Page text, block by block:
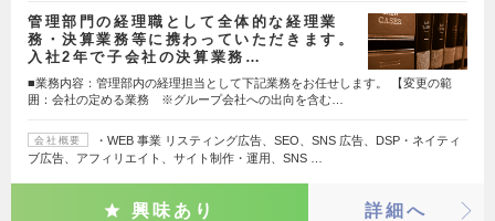
管理部門の経理職として全体的な経理業
務・決算業務等に携わっていただきます。
入社2年で子会社の決算業務…
■業務内容：管理部内の経理担当として下記業務をお任せします。 【変更の範
囲：会社の定める業務 ※グループ会社への出向を含む…
会社概要
・WEB 事業 リスティング広告、SEO、SNS 広告、DSP・ネイティ
ブ広告、アフィリエイト、サイト制作・運用、SNS …
興味あり 詳細へ